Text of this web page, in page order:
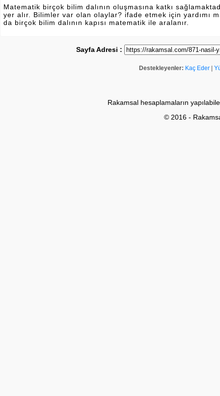
Matematik birçok bilim dalının oluşmasına katkı
yer alır. Bilimler var olan olaylar? ifade etmek için yardımı
da birçok bilim dalının kapısı matematik ile aralanır.
Sayfa Adresi :
Destekleyenler: Kaç Eder
Rakamsal hesaplamaların
© 2016 -